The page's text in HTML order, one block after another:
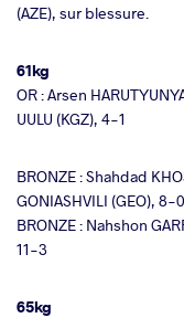
(AZE), sur blessure.
61kg
OR : Arsen
UULU (KGZ), 4-1
BRONZE : Shahdad
GONIASHVILI (GEO), 8-0
BRONZE : Nahshon
11-3
65kg